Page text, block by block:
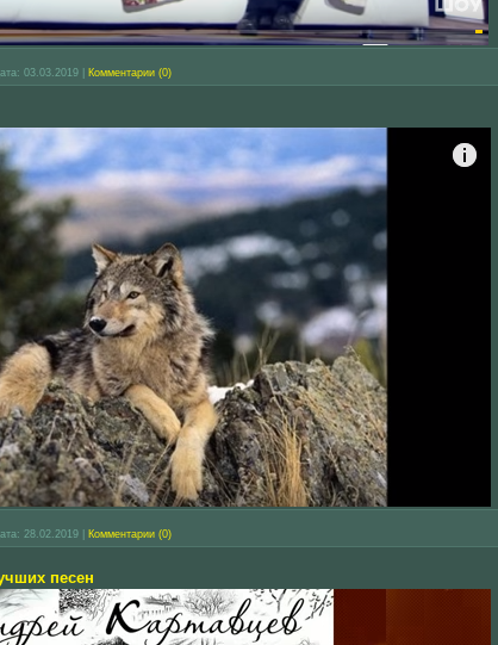
03.03.2019 Комментарии (0)
28.02.2019 Комментарии (0)
песен